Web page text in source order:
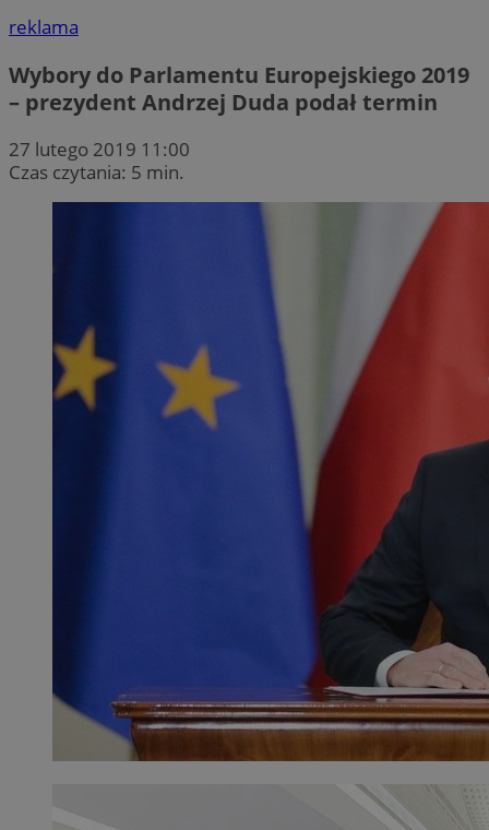
reklama
Wybory do Parlamentu Europejskiego 2019
– prezydent Andrzej Duda podał termin
27 lutego 2019 11:00
Czas czytania: 5 min.